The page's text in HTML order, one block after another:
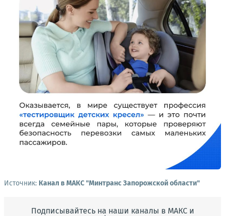
Источник: Канал в МАКС "Минтранс Запорожской области"
Подписывайтесь на наши каналы в МАКС и